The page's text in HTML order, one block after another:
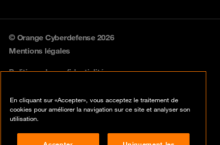
© Orange Cyberdefense 2026
Mentions légales
Politique de confidentialité
Cookies
Conformité
En cliquant sur «Accepter», vous acceptez le traitement de
cookies pour améliorer la navigation sur ce site et analyser son
utilisation.